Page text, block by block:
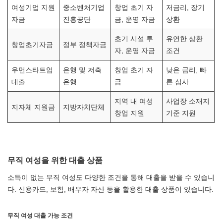
여성기업 지원
자금
중소벤처기업
진흥공단
창업 초기 자
금, 운영 자금
저금리, 장기
상환
창업초기자금 정부 정책자금
초기 시설 투
자, 운영 자금
유연한 상환
조건
우먼스타트업
대출
은행 및 저축
은행
창업 초기 자
금
낮은 금리, 빠
른 심사
지자체 지원금 지방자치단체
지역 내 여성
창업 지원
사업장 소재지
기준 지원
무직 여성을 위한 대출 상품
소득이 없는 무직 여성도 다양한 조건을 통해 대출을 받을 수 있습니
다. 신용카드, 보험, 배우자 자산 등을 활용한 대출 상품이 있습니다.
무직 여성 대출 가능 조건